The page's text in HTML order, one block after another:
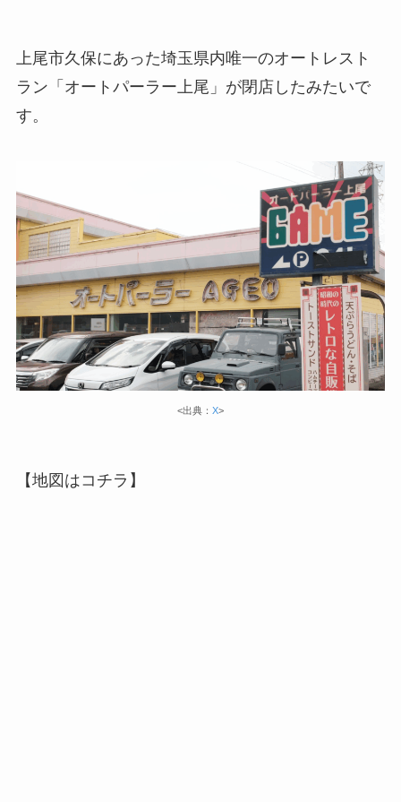
上尾市久保にあった埼玉県内唯一のオートレスト
ラン「オートパーラー上尾」が閉店したみたいで
す。
<出典： X>
【地図はコチラ】